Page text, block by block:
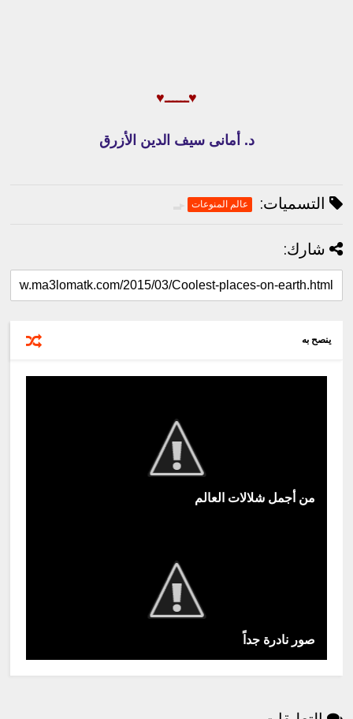
♥ــــــ♥
د. أمانى سيف الدين الأزرق
التسميات: عالم المنوعات
شارك:
ينصح به
من أجمل شلالات العالم
صور نادرة جداً